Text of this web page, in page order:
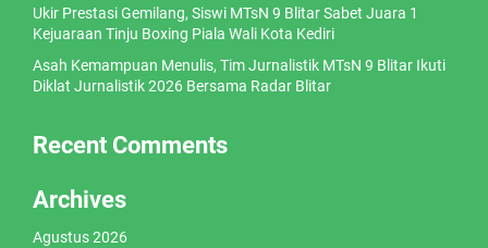
Ukir Prestasi Gemilang, Siswi MTsN 9 Blitar Sabet Juara 1
Kejuaraan Tinju Boxing Piala Wali Kota Kediri
Asah Kemampuan Menulis, Tim Jurnalistik MTsN 9 Blitar Ikuti
Diklat Jurnalistik 2026 Bersama Radar Blitar
Recent Comments
Archives
Agustus 2026